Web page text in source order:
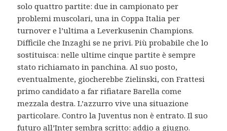
solo quattro partite: due in campionato per
problemi muscolari, una in Coppa Italia per
turnover e l’ultima a Leverkusenin Champions.
Difficile che Inzaghi se ne privi. Più probabile che lo
sostituisca: nelle ultime cinque partite è sempre
stato richiamato in panchina. Al suo posto,
eventualmente, giocherebbe Zielinski, con Frattesi
primo candidato a far rifiatare Barella come
mezzala destra. L’azzurro vive una situazione
particolare. Contro la Juventus non è entrato. Il suo
futuro all’Inter sembra scritto: addio a giugno.